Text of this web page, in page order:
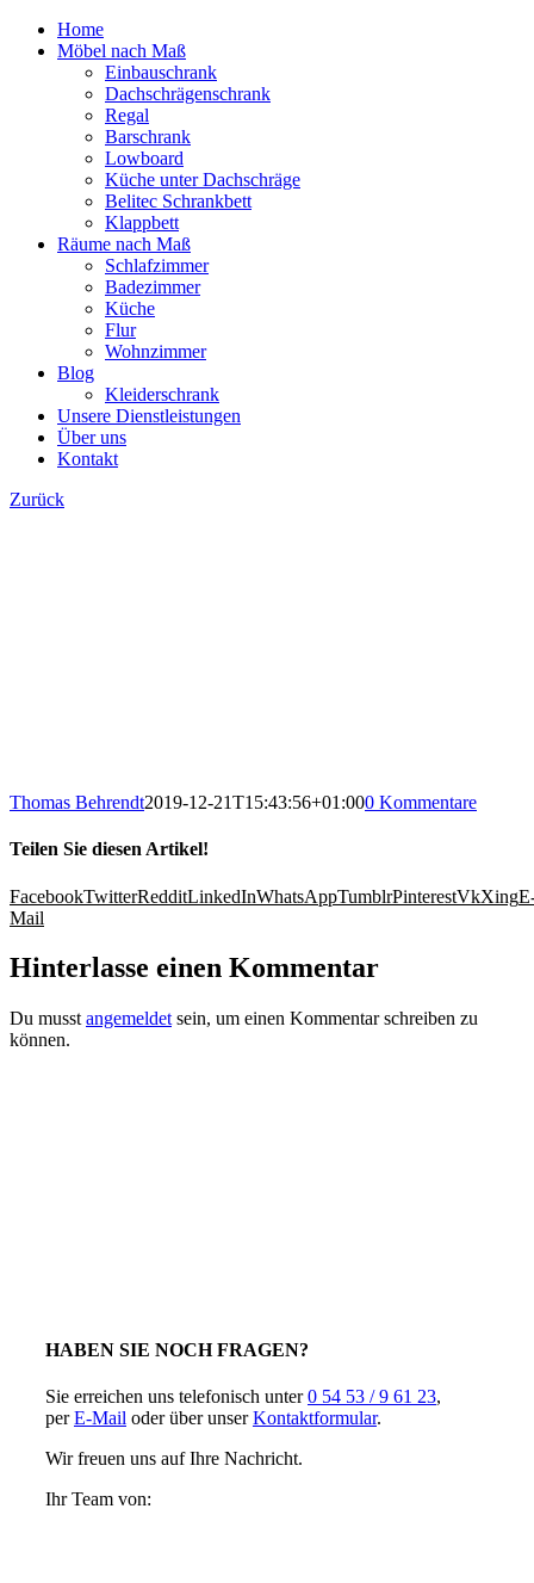
Home
Möbel nach Maß
Einbauschrank
Dachschrägenschrank
Regal
Barschrank
Lowboard
Küche unter Dachschräge
Belitec Schrankbett
Klappbett
Räume nach Maß
Schlafzimmer
Badezimmer
Küche
Flur
Wohnzimmer
Blog
Kleiderschrank
Unsere Dienstleistungen
Über uns
Kontakt
Zurück
Thomas Behrendt2019-12-21T15:43:56+01:000 Kommentare
Teilen Sie diesen Artikel!
FacebookTwitterRedditLinkedInWhatsAppTumblrPinterestVkXing
Mail
Hinterlasse einen Kommentar
Du musst angemeldet sein, um einen Kommentar schreiben zu
können.
HABEN SIE NOCH FRAGEN?
Sie erreichen uns telefonisch unter0 54 53 / 9 61 23,
perE-Mail oder über unserKontaktformular.
Wir freuen uns auf Ihre Nachricht.
Ihr Team von: